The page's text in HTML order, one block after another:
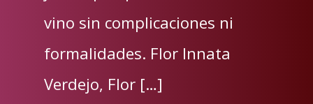
vino sin complicaciones ni
formalidades. Flor Innata
Verdejo, Flor […]